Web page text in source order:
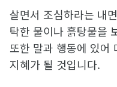
살면서 조심하라는 내
탁한 물이나 흙탕물을
또한 말과 행동에 있어
지혜가 될 것입니다.